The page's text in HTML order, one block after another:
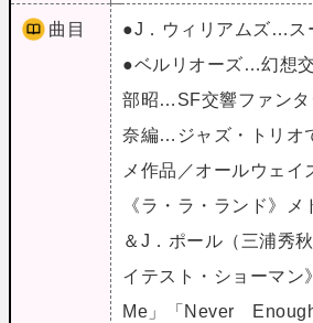
曲目
●J．ウィリアムズ…ス
●ベルリオーズ…幻想
部昭…SF交響ファン
奈編…ジャズ・トリオ
メ作品／オールウェイ
《ラ・ラ・ランド》
＆J．ポール（三浦秀
イテスト・ショーマ
Me」「Never